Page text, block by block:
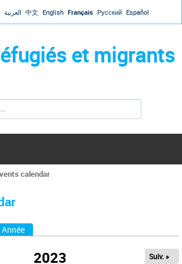
Jump to navigationالعربية 中文 English Français Русский Español
et migrants
calendar
Année
2023 Suiv. »